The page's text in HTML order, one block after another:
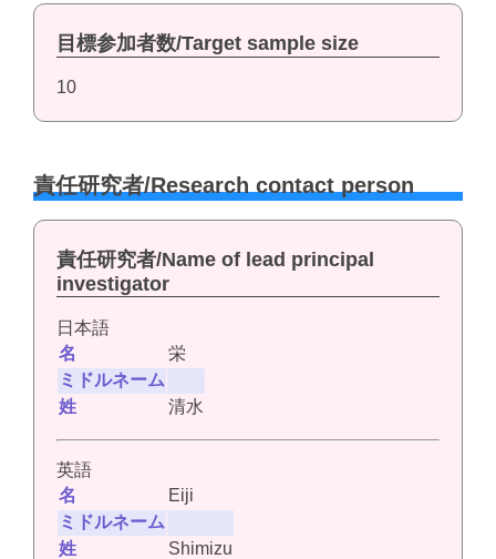
目標参加者数/Target sample size
10
責任研究者/Research contact person
責任研究者/Name of lead principal
investigator
日本語
名
栄
ミドルネーム
姓
清水
英語
名
Eiji
ミドルネーム
姓
Shimizu